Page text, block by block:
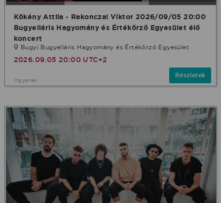
Kökény Attila - Rakonczai Viktor 2026/09/05 20:00
Bugyelláris Hagyomány és Értékőrző Egyesület élő
koncert
Bugyi Bugyelláris Hagyomány és Értékőrző Egyesület
2026.09.05 20:00 UTC+2
Ingyenes
Részletek